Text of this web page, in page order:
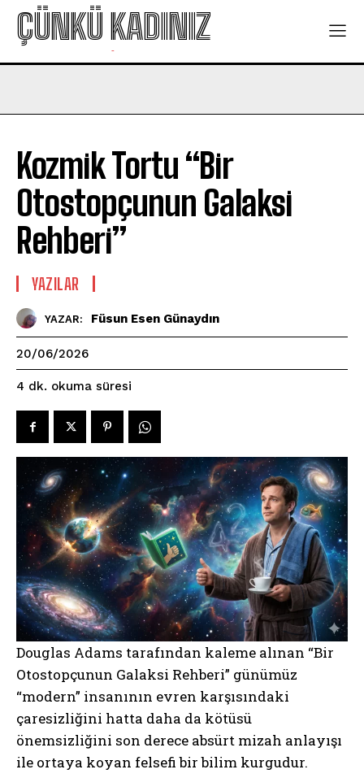
ÇÜNKÜ KADINIZ
-
Kozmik Tortu “Bir
Otostopçunun Galaksi
Rehberi”
YAZILAR
YAZAR: Füsun Esen Günaydın
20/06/2026
4 dk. okuma süresi
Douglas Adams tarafından kaleme alınan “Bir
Otostopçunun Galaksi Rehberi” günümüz
“modern” insanının evren karşısındaki
çaresizliğini hatta daha da kötüsü
önemsizliğini son derece absürt mizah anlayışı
ile ortaya koyan felsefi bir bilim kurgudur.